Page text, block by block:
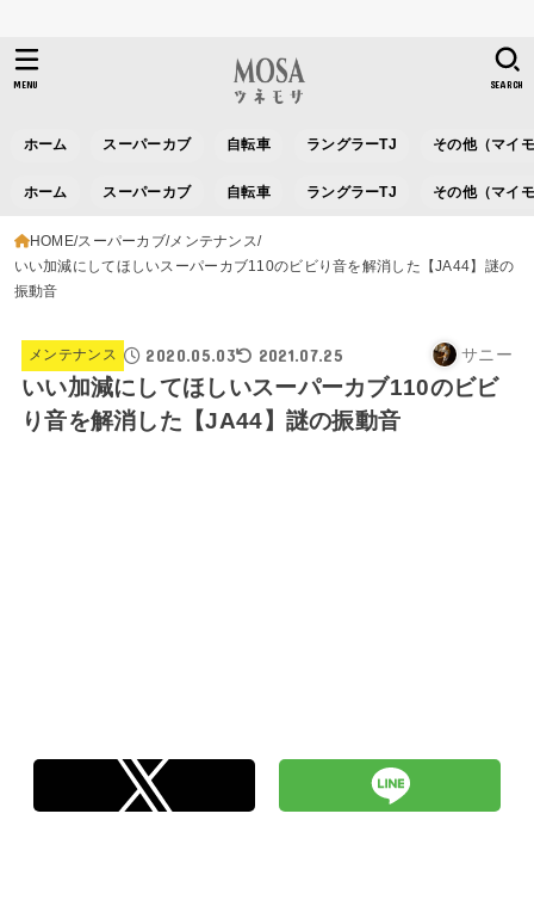
ホーム スーパーカブ 自転車 ラングラーTJ その他（マイ
ホーム スーパーカブ 自転車 ラングラーTJ その他（マイ
SEARCH
MENU
HOME スーパーカブ メンテナンス
いい加減にしてほしいスーパーカブ110のビビり音を解消した【JA44】謎の
振動音
メンテナンス 2020.05.03 2021.07.25 サニー
いい加減にしてほしいスーパーカブ110のビビ
り音を解消した【JA44】謎の振動音